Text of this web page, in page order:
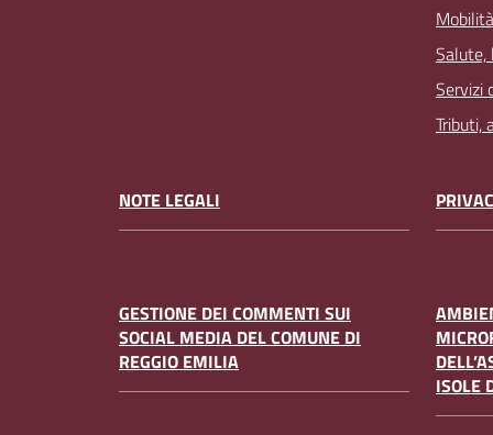
Salute,
Servizi
Tributi,
NOTE LEGALI
GESTIONE DEI COMMENTI SUI
SOCIAL MEDIA DEL COMUNE DI
REGGIO EMILIA
ISOLE